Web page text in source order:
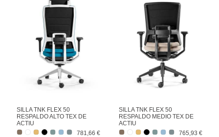
SILLA TNK FLEX 50
RESPALDO ALTO TEX DE
ACTIU
781,66 €
SILLA TNK FLEX 50
RESPALDO MEDIO TEX DE
ACTIU
765,93 €